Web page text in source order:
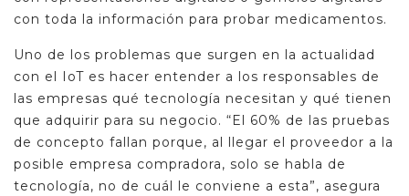
con toda la información para probar medicamentos.
Uno de los problemas que surgen en la actualidad
con el IoT es hacer entender a los responsables de
las empresas qué tecnología necesitan y qué tienen
que adquirir para su negocio. “El 60% de las pruebas
de concepto fallan porque, al llegar el proveedor a la
posible empresa compradora, solo se habla de
tecnología, no de cuál le conviene a esta”, asegura